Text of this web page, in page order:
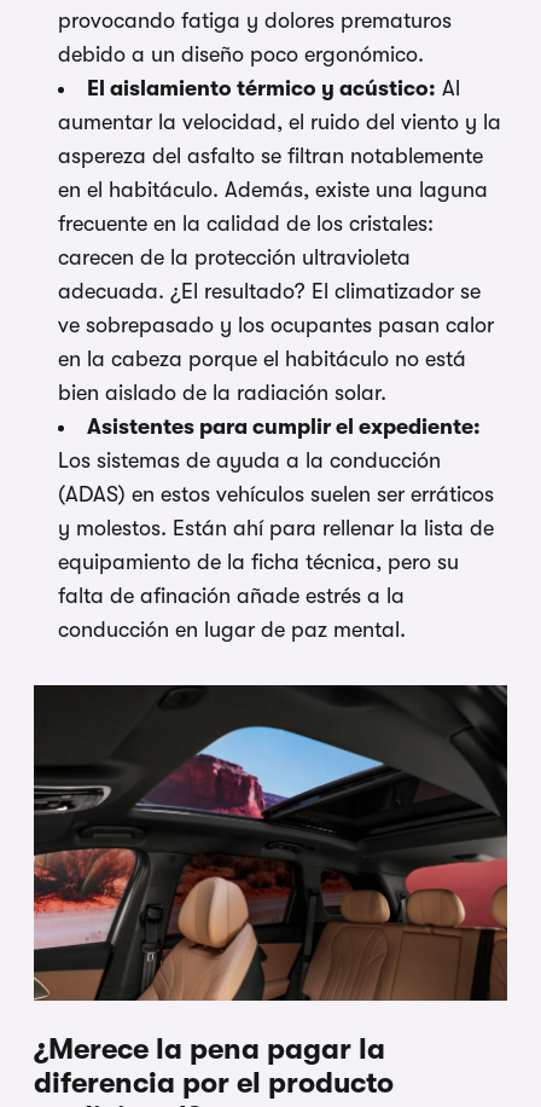
provocando fatiga y dolores prematuros
debido a un diseño poco ergonómico.
El aislamiento térmico y acústico: Al
aumentar la velocidad, el ruido del viento y la
aspereza del asfalto se filtran notablemente
en el habitáculo. Además, existe una laguna
frecuente en la calidad de los cristales:
carecen de la protección ultravioleta
adecuada. ¿El resultado? El climatizador se
ve sobrepasado y los ocupantes pasan calor
en la cabeza porque el habitáculo no está
bien aislado de la radiación solar.
Asistentes para cumplir el expediente:
Los sistemas de ayuda a la conducción
(ADAS) en estos vehículos suelen ser erráticos
y molestos. Están ahí para rellenar la lista de
equipamiento de la ficha técnica, pero su
falta de afinación añade estrés a la
conducción en lugar de paz mental.
¿Merece la pena pagar la
diferencia por el producto